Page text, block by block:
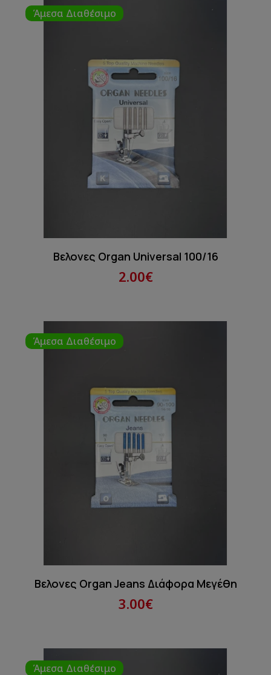
Άμεσα Διαθέσιμο
Βελονες Organ Universal 100/16
2.00€
Άμεσα Διαθέσιμο
Βελονες Organ Jeans Διάφορα Μεγέθη
3.00€
Άμεσα Διαθέσιμο